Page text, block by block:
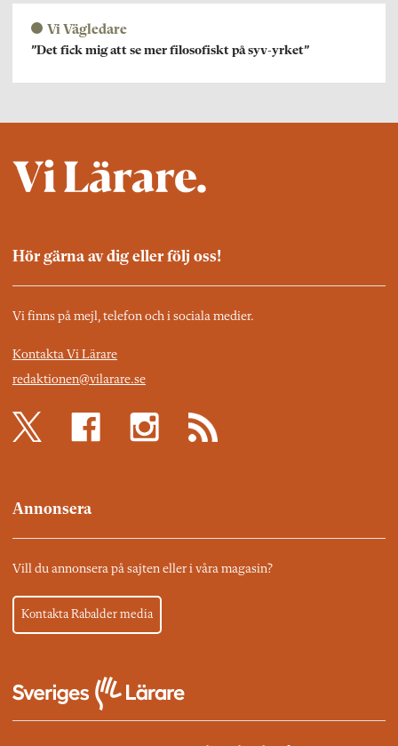
Vi Vägledare
”Det fick mig att se mer filosofiskt på syv-yrket”
Hör gärna av dig eller följ oss!
Vi finns på mejl, telefon och i sociala medier.
Kontakta Vi Lärare
redaktionen@vilarare.se
Annonsera
Vill du annonsera på sajten eller i våra magasin?
Kontakta Rabalder media